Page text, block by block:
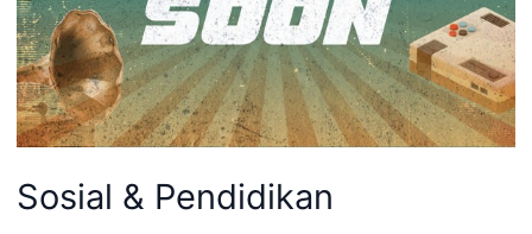
Sosial & Pendidikan